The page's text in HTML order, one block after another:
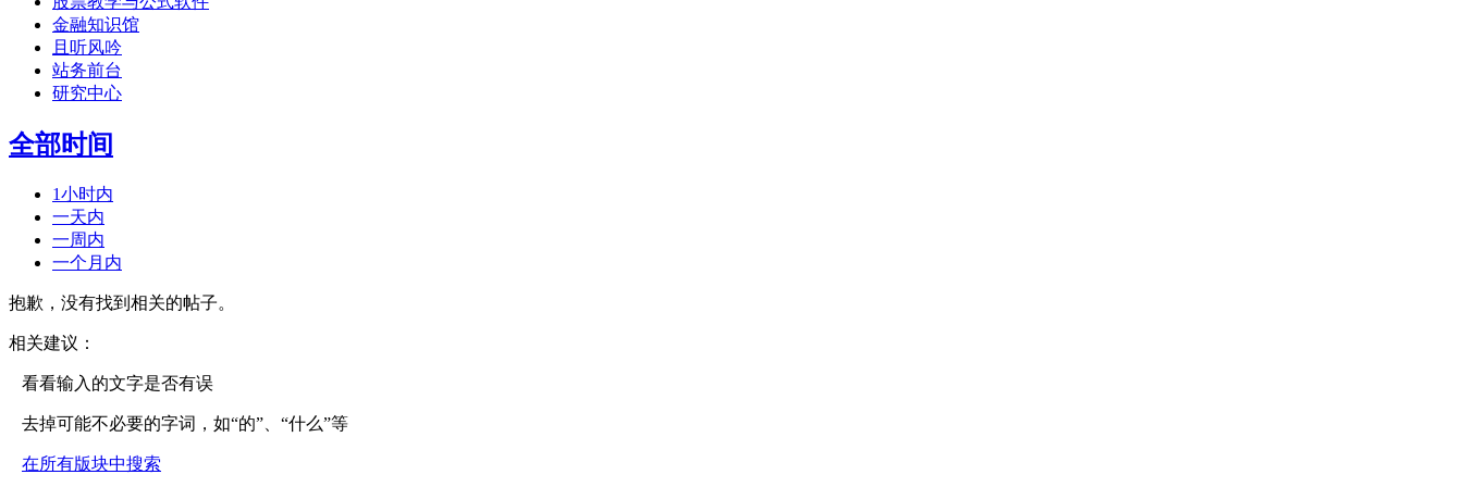
金融知识馆
且听风吟
站务前台
研究中心
全部时间
1小时内
一天内
一周内
一个月内
抱歉，没有找到相关的帖子。
相关建议：
看看输入的文字是否有误
去掉可能不必要的字词，如“的”、“什么”等
在所有版块中搜索